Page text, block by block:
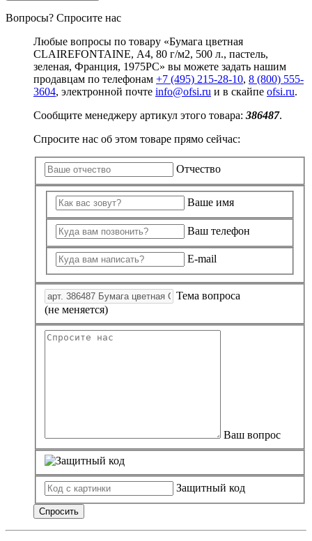
Вопросы? Спросите нас
Любые вопросы по товару «Бумага цветная
CLAIREFONTAINE, А4, 80 г/м2, 500 л., пастель,
зеленая, Франция, 1975PC» вы можете задать нашим
продавцам по телефонам +7 (495) 215-28-10, 8 (800) 555-
3604, электронной почте info@ofsi.ru и в скайпе ofsi.ru.
Сообщите менеджеру артикул этого товара: 386487.
Спросите нас об этом товаре прямо сейчас:
Отчество
Ваше имя
Ваш телефон
E-mail
Тема вопроса
(не меняется)
Ваш вопрос
Защитный код
Спросить